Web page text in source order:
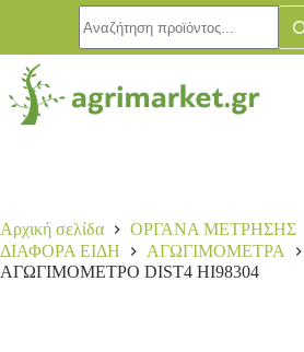
92,00€ 1 σε απόθεμα
Αρχική σελίδα
ΟΡΓΑΝΑ ΜΕΤΡΗΣΗΣ
ΔΙΑΦΟΡΑ ΕΙΔΗ
ΑΓΩΓΙΜΟΜΕΤΡΑ
ΑΓΩΓΙΜΟΜΕΤΡΟ DIST4 HI98304